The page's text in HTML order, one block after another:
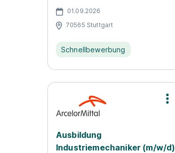
01.09.2026
70565 Stuttgart
Schnellbewerbung
Ausbildung
Industriemechaniker (m/w/d)